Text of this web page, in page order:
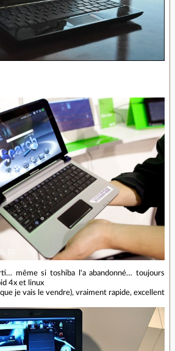
même si toshiba l'a abandonné… toujours
4x et linux
je vais le vendre), vraiment rapide, excellent